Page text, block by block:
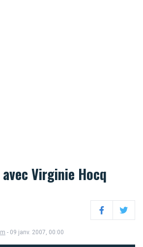
Virginie Hocq
FacebookTwitter
- 09 janv. 2007, 00:00